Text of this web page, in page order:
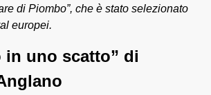
di Piombo”, che è stato selezionato
europei.
in uno scatto” di